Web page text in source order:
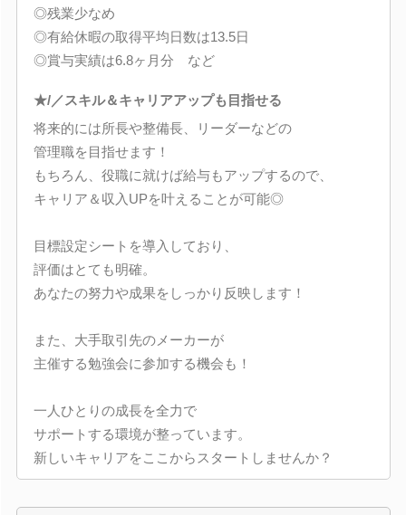
◎残業少なめ
◎有給休暇の取得平均日数は13.5日
◎賞与実績は6.8ヶ月分 など
★/／スキル＆キャリアアップも目指せる
将来的には所長や整備長、リーダーなどの
管理職を目指せます！
もちろん、役職に就けば給与もアップするので、
キャリア＆収入UPを叶えることが可能◎
目標設定シートを導入しており、
評価はとても明確。
あなたの努力や成果をしっかり反映します！
また、大手取引先のメーカーが
主催する勉強会に参加する機会も！
一人ひとりの成長を全力で
サポートする環境が整っています。
新しいキャリアをここからスタートしませんか？